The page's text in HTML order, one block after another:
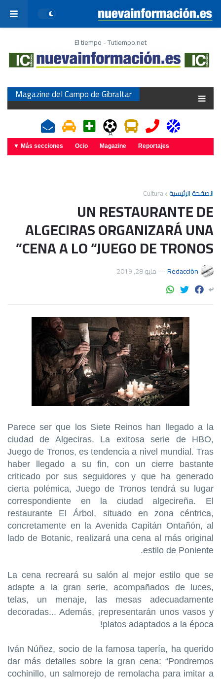
El tiempo - Tutiempo.net
Magazine del Campo de Gibraltar
A
Más secciones ▼ Ocio Magazine Reportajes
الصفحة الرئيسية Cultura
UN RESTAURANTE DE
ALGECIRAS ORGANIZARÁ UNA
CENA A LO “JUEGO DE TRONOS”
Redacción
—مايو 28, 2019
Parece ser que los Siete Reinos han llegado a la
ciudad de Algeciras. La exitosa serie de HBO,
Juego de Tronos, es tendencia a nivel mundial. Tras
haber llegado a su fin, con un cierre bastante
criticado por sus seguidores y que ha generado
cierta polémica, Juego de Tronos tendrá su lugar
correspondiente en la ciudad algecireña. El
restaurante El Árbol, situado en zona céntrica,
concretamente en la Avenida Capitán Ontañón, al
lado de Botanic, realizará una cena al más original
estilo de Poniente.
La cena recreará su salón al mejor estilo que se
adapte a la gran serie, acompañados de luces,
telas, un menaje, las mesas adecuadamente
decoradas... Además, ¡representarán unos vasos y
platos adaptados a la época!
Iván Núñez, socio de la famosa tapería, ha querido
dar más detalles sobre la gran cena: “Pondremos
cochinillo, un salmorejo de remolacha para imitar a